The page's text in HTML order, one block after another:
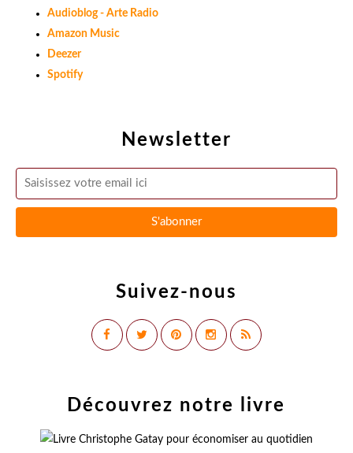
Newsletter
Suivez-nous
Audioblog - Arte Radio
Amazon Music
Deezer
Spotify
Découvrez notre livre